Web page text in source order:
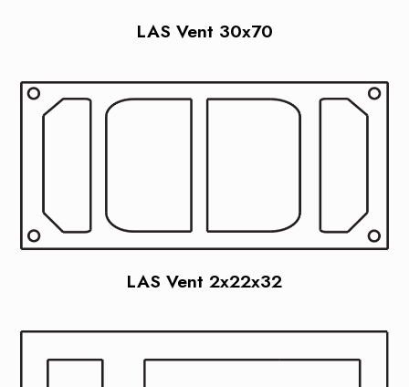
LAS Vent 30x70
LAS Vent 2x22x32